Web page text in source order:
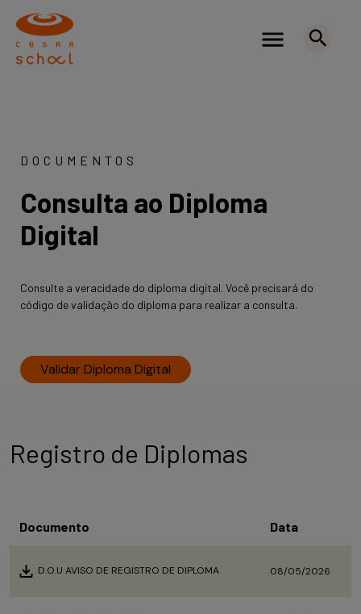
DOCUMENTOS
Consulta ao Diploma
Digital
Consulte a veracidade do diploma digital. Você precisará do
código de validação do diploma para realizar a consulta.
Validar Diploma Digital
Registro de Diplomas
Documento Data
D.O.U AVISO DE REGISTRO DE DIPLOMA 08/05/2026